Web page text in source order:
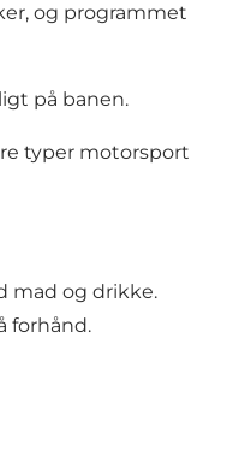
og programmet
på banen.
typer motorsport
mad og drikke.
forhånd.